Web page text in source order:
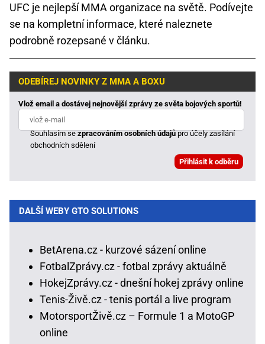
UFC je nejlepší MMA organizace na světě. Podívejte
se na kompletní informace, které naleznete
podrobně rozepsané v článku.
ODEBÍREJ NOVINKY Z MMA A BOXU
Vlož email a dostávej nejnovější zprávy ze světa bojových sportů!
Souhlasím sezpracováním osobních údajůpro účely zasílání
obchodních sdělení
DALŠÍ WEBY GTO SOLUTIONS
BetArena.cz - kurzové sázení online
FotbalZprávy.cz - fotbal zprávy aktuálně
HokejZprávy.cz - dnešní hokej zprávy online
Tenis-Živě.cz - tenis portál a live program
MotorsportŽivě.cz – Formule 1 a MotoGP
online